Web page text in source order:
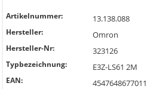
Artikelnummer: 13.138.088
Hersteller: Omron
Hersteller-Nr: 323126
Typbezeichnung: E3Z-LS61 2M
EAN: 4547648677011